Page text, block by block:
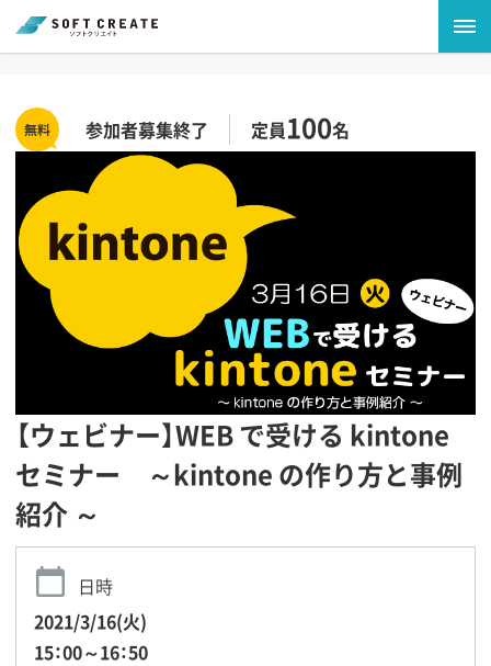
参加者募集終了 定員100名
【ウェビナー】WEB で受ける kintone
セミナー ～kintone の作り方と事例
紹介 ～
日時
2021/3/16(火)
15：00～16：50